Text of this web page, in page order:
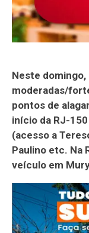
Neste
moderadas/
pontos de
início da RJ-
(acesso a
Paulino etc. Na
veículo em